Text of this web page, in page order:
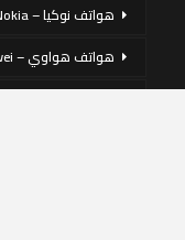
هواتف نوكيا – Nokia
هواتف هواوي – Huawei
هواتف هونر – honor